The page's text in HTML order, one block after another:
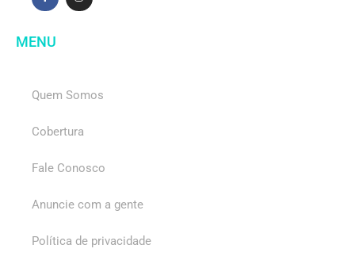
MENU
Quem Somos
Cobertura
Fale Conosco
Anuncie com a gente
Política de privacidade